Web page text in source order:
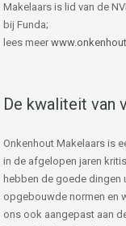
Makelaars is lid van de
bij Funda;
lees meer
De kwaliteit van
Onkenhout Makelaars is
in de afgelopen jaren
hebben de goede dingen
opgebouwde normen en
ons ook aangepast aan